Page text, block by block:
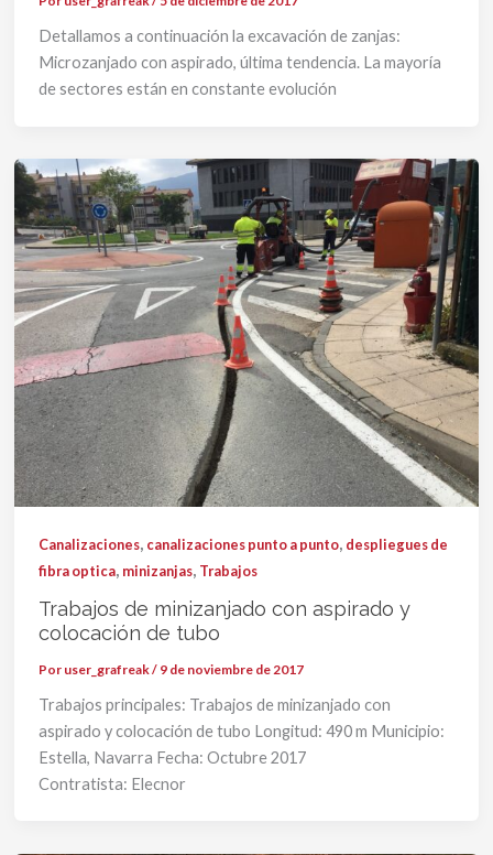
Detallamos a continuación la excavación de zanjas:
Microzanjado con aspirado, última tendencia. La mayoría
de sectores están en constante evolución
Canalizaciones, canalizaciones punto a punto, despliegues de
fibra optica, minizanjas, Trabajos
Trabajos de minizanjado con aspirado y
colocación de tubo
Por user_grafreak/ 9 de noviembre de 2017
Trabajos principales: Trabajos de minizanjado con
aspirado y colocación de tubo Longitud: 490 m Municipio:
Estella, Navarra Fecha: Octubre 2017
Contratista: Elecnor